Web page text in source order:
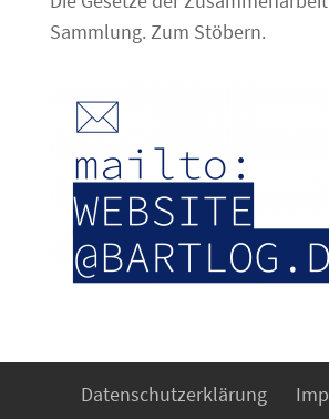
Sammlung. Zum Stöbern.
Datenschutzerklärung